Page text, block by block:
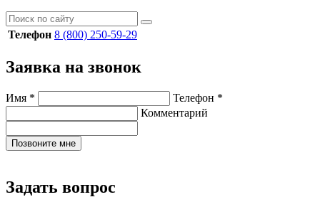
Телефон 8 (800) 250-59-29
Заявка на звонок
Имя * Телефон *
Комментарий
Позвоните мне
Задать вопрос